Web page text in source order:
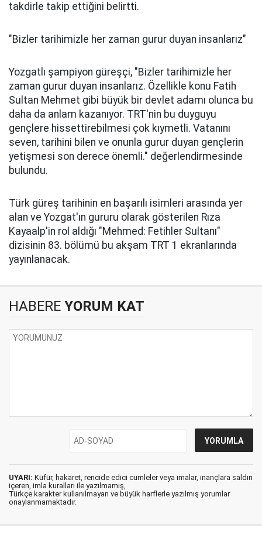
takdirle takip ettiğini belirtti.
"Bizler tarihimizle her zaman gurur duyan insanlarız"
Yozgatlı şampiyon güreşçi, "Bizler tarihimizle her
zaman gurur duyan insanlarız. Özellikle konu Fatih
Sultan Mehmet gibi büyük bir devlet adamı olunca bu
daha da anlam kazanıyor. TRT'nin bu duyguyu
gençlere hissettirebilmesi çok kıymetli. Vatanını
seven, tarihini bilen ve onunla gurur duyan gençlerin
yetişmesi son derece önemli." değerlendirmesinde
bulundu.
Türk güreş tarihinin en başarılı isimleri arasında yer
alan ve Yozgat'ın gururu olarak gösterilen Rıza
Kayaalp'in rol aldığı "Mehmed: Fetihler Sultanı"
dizisinin 83. bölümü bu akşam TRT 1 ekranlarında
yayınlanacak.
HABERE YORUM KAT
UYARI: Küfür, hakaret, rencide edici cümleler veya imalar, inançlara saldırı
içeren, imla kuralları ile yazılmamış,
Türkçe karakter kullanılmayan ve büyük harflerle yazılmış yorumlar
onaylanmamaktadır.